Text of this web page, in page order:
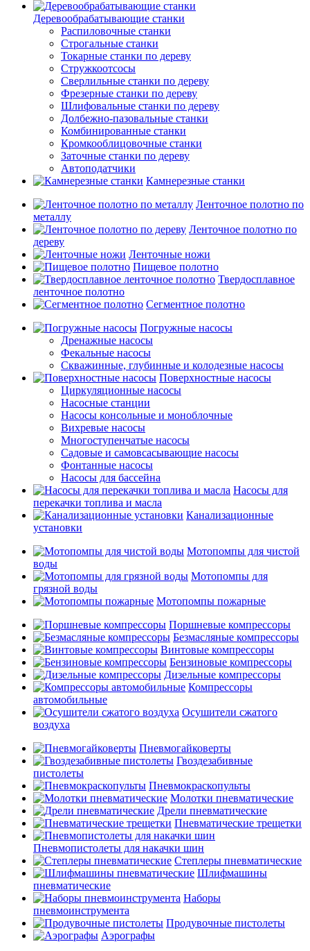
Деревообрабатывающие станки
Распиловочные станки
Строгальные станки
Токарные станки по дереву
Стружкоотсосы
Сверлильные станки по дереву
Фрезерные станки по дереву
Шлифовальные станки по дереву
Долбежно-пазовальные станки
Комбинированные станки
Кромкооблицовочные станки
Заточные станки по дереву
Автоподатчики
Камнерезные станки
Ленточное полотно по
металлу
Ленточное полотно по
дереву
Ленточные ножи
Пищевое полотно
Твердосплавное
ленточное полотно
Сегментное полотно
Погружные насосы
Дренажные насосы
Фекальные насосы
Скважинные, глубинные и колодезные насосы
Поверхностные насосы
Циркуляционные насосы
Насосные станции
Насосы консольные и моноблочные
Вихревые насосы
Многоступенчатые насосы
Садовые и самовсасывающие насосы
Фонтанные насосы
Насосы для бассейна
Насосы для
перекачки топлива и масла
Канализационные
установки
Мотопомпы для чистой
воды
Мотопомпы для
грязной воды
Мотопомпы пожарные
Поршневые компрессоры
Безмасляные компрессоры
Винтовые компрессоры
Бензиновые компрессоры
Дизельные компрессоры
Компрессоры
автомобильные
Осушители сжатого
воздуха
Пневмогайковерты
Гвоздезабивные
пистолеты
Пневмокраскопульты
Молотки пневматические
Дрели пневматические
Пневматические трещетки
Пневмопистолеты для накачки шин
Степлеры пневматические
Шлифмашины
пневматические
Наборы
пневмоинструмента
Продувочные пистолеты
Аэрографы